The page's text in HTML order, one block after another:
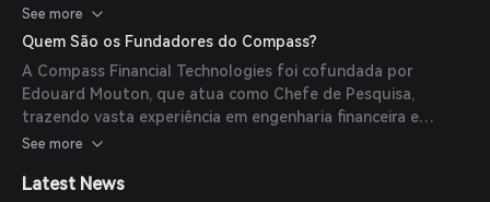
Basket Digital Economy Index, que proporciona ampla
exposição aos ecossistemas de NFT, Jogos e Metaverso.
See more
Quem São os Fundadores do Compass?
A Compass Financial Technologies foi cofundada por
Edouard Mouton, que atua como Chefe de Pesquisa,
trazendo vasta experiência em engenharia financeira e
desenvolvimento de índices.
See more
Latest News